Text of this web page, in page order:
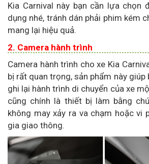
Kia Carnival này bạn cần lựa chọn
dụng nhé, tránh dán phải phim kém
mang lại hiệu quả.
2. Camera hành trình
Camera hành trình cho xe Kia
bị rất quan trọng, sản phẩm này giúp
ghi lại hành trình di chuyển của xe
cũng chính là thiết bị làm bằng
không may xảy ra va chạm hoặc vi
gia giao thông.